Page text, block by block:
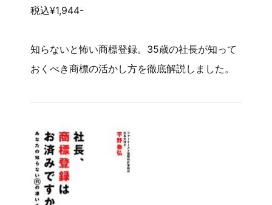
税込¥1,944-
知らないと怖い商標登録。35歳の社長が知って
おくべき商標の活かし方を徹底解説しました。